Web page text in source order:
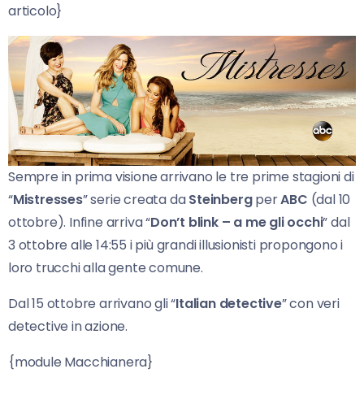
articolo}
Sempre in prima visione arrivano le tre prime stagioni di
“Mistresses” serie creata daSteinbergperABC (dal 10
ottobre). Infine arriva “Don’t blink – a me gli occhi” dal
3 ottobre alle 14:55 i più grandi illusionisti propongono i
loro trucchi alla gente comune.
Dal 15 ottobre arrivano gli “Italian detective” con veri
detective in azione.
{module Macchianera}